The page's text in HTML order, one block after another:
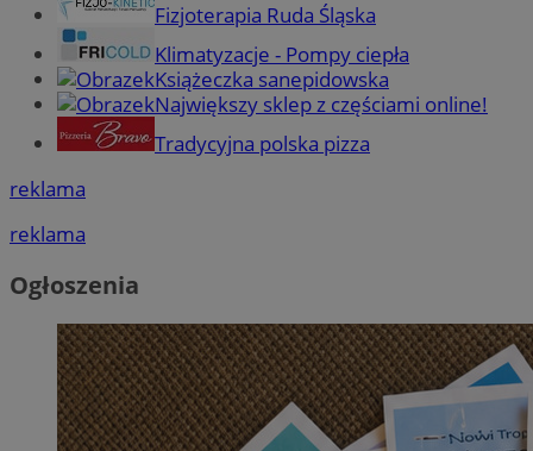
Fizjoterapia Ruda Śląska
Klimatyzacje - Pompy ciepła
Książeczka sanepidowska
Największy sklep z częściami online!
Tradycyjna polska pizza
reklama
reklama
Ogłoszenia